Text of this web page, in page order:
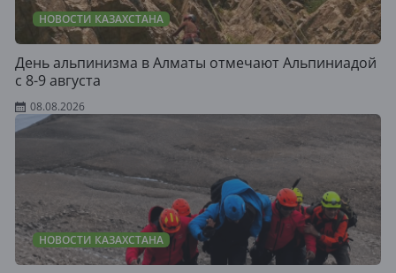
НОВОСТИ КАЗАХСТАНА
День альпинизма в Алматы отмечают Альпиниадой
с 8-9 августа
08.08.2026
НОВОСТИ КАЗАХСТАНА